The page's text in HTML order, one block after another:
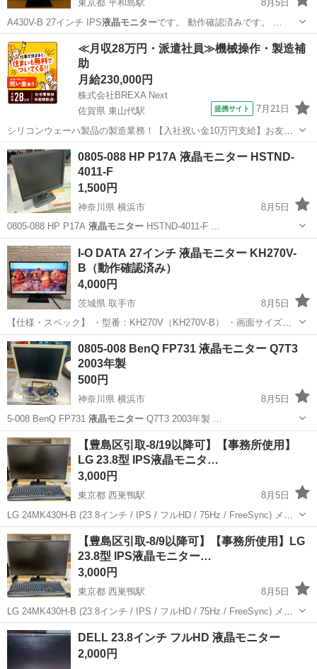
東京都 平和島駅
8月5日
A430V-B 27インチ IPS液晶モニター です。 動作確認済みです。 …
東京 大田区 平和島駅 周辺機器
≪月収28万円・派遣社員≫機械操作・製造補
助
月給230,000円
株式会社BREXA Next
佐賀県 東山代駅
提携サイト 7月21日
シリコンウェーハ製品の製造業務！【入社祝い金10万円支給】お友達
やカップルとの応募OK◎年間休日129日＆休出なしでプライベート充
実♪業務はクリーンルームで快適作業◎自社正社員登用制度あり★1食
300円～の格安食堂あり！《佐...
佐賀 伊万里市 その他
0805-088 HP P17A 液晶モニター HSTND-
4011-F
1,500円
神奈川県 横浜市
8月5日
0805-088 HP P17A 液晶モニター HSTND-4011-F …
神奈川 横浜市 液晶モニター
I-O DATA 27インチ 液晶モニター KH270V-
B（動作確認済み）
4,000円
茨城県 取手市
8月5日
【仕様・スペック】 ・型番：KH270V（KH270V-B） ・画面サイズ：
27インチ ・解像度：1920×1080（フルHD） ・パネル種類：ADS（非
光沢 / ノングレア） ・入力端子：HDMI ×1、アナログ...
茨城 取手市
0805-008 BenQ FP731 液晶モニター Q7T3
2003年製
500円
神奈川県 横浜市
8月5日
5-008 BenQ FP731 液晶モニター
神奈川 横浜市 周辺機器 BenQ
【豊島区引取-8/19以降可】【事務所使用】
LG 23.8型 IPS液晶モニタ…
3,000円
東京都 西巣鴨駅
8月5日
LG 24MK430H-B (23.8インチ / IPS / フルHD / 75Hz / FreeSync) メー
カー/型番： LG / 24MK430H-B サイズ/仕様： 23.8インチ / フルHD /
IPSパネ...
東京 豊島区 西巣鴨駅 その他 IPS液晶
【豊島区引取-8/9以降可】【事務所使用】LG
23.8型 IPS液晶モニター…
3,000円
東京都 西巣鴨駅
8月5日
LG 24MK430H-B (23.8インチ / IPS / フルHD / 75Hz / FreeSync) メー
カー/型番： LG / 24MK430H-B サイズ/仕様： 23.8インチ / フルHD /
IPSパネ...
東京 豊島区 IPS液晶
DELL 23.8インチ フルHD 液晶モニター
2,000円